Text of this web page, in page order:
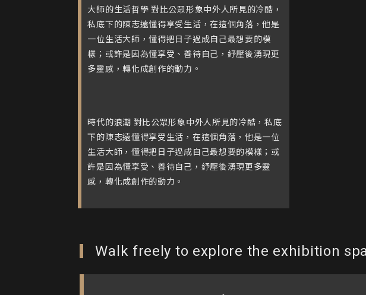
大師的生活哲學 對比公眾形象中外人所見的冷酷，
私底下的陳志遠懂得享受生活，在這個角落，他是
一位生活大師，懂得把日子過成自己最想要的模
樣；或許是因為懂享受、善待自己，紓壓後湧現更
多靈感，轉化成創作的動力。
時代的浪潮 對比公眾形象中外人所見的冷酷，私底
下的陳志遠懂得享受生活，在這個角落，他是一位
生活大師，懂得把日子過成自己最想要的模樣；或
許是因為懂享受、善待自己，紓壓後湧現更多靈
感，轉化成創作的動力。
Walk freely to explore the exhibition